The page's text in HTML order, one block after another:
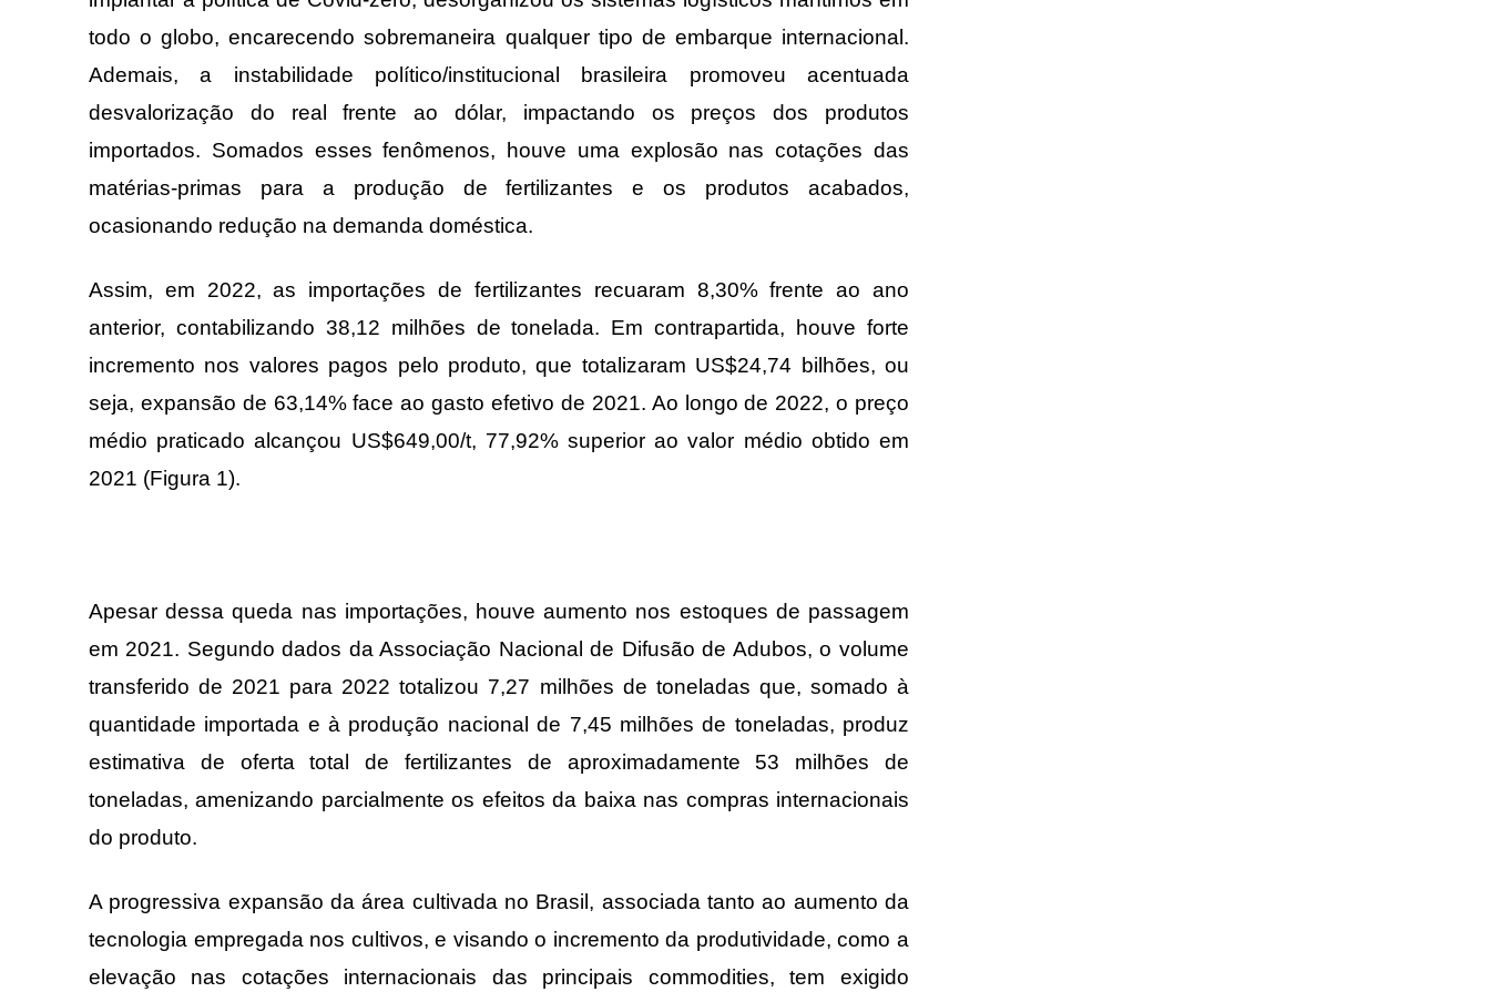
todo o globo, encarecendo sobremaneira qualquer tipo de embarque internacional.
Ademais, a instabilidade político/institucional brasileira promoveu acentuada
desvalorização do real frente ao dólar, impactando os preços dos produtos
importados. Somados esses fenômenos, houve uma explosão nas cotações das
matérias-primas para a produção de fertilizantes e os produtos acabados,
ocasionando redução na demanda doméstica.
Assim, em 2022, as importações de fertilizantes recuaram 8,30% frente ao ano
anterior, contabilizando 38,12 milhões de tonelada. Em contrapartida, houve forte
incremento nos valores pagos pelo produto, que totalizaram US$24,74 bilhões, ou
seja, expansão de 63,14% face ao gasto efetivo de 2021. Ao longo de 2022, o preço
médio praticado alcançou US$649,00/t, 77,92% superior ao valor médio obtido em
2021 (Figura 1).
Apesar dessa queda nas importações, houve aumento nos estoques de passagem
em 2021. Segundo dados da Associação Nacional de Difusão de Adubos, o volume
transferido de 2021 para 2022 totalizou 7,27 milhões de toneladas que, somado à
quantidade importada e à produção nacional de 7,45 milhões de toneladas, produz
estimativa de oferta total de fertilizantes de aproximadamente 53 milhões de
toneladas, amenizando parcialmente os efeitos da baixa nas compras internacionais
do produto.
A progressiva expansão da área cultivada no Brasil, associada tanto ao aumento da
tecnologia empregada nos cultivos, e visando o incremento da produtividade, como a
elevação nas cotações internacionais das principais commodities, tem exigido